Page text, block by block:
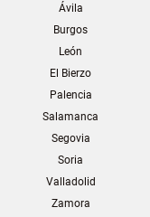
Ávila
Burgos
León
El Bierzo
Palencia
Salamanca
Segovia
Soria
Valladolid
Zamora